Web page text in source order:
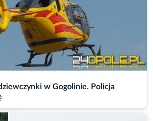
w Gogolinie. Policja